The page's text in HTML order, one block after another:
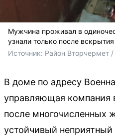
Мужчина проживал в
узнали только после
Источник: Район Вторчермет /
В доме по адресу
управляющая компания
после многочисленных
устойчивый неприятный